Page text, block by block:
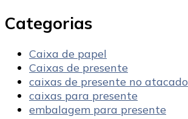
Categorias
Caixa de papel
Caixas de presente
caixas de presente no atacado
caixas para presente
embalagem para presente